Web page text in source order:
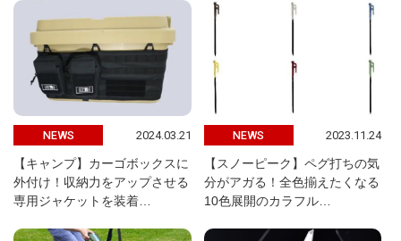
NEWS 2024.03.21
【キャンプ】カーゴボックスに
外付け！収納力をアップさせる
専用ジャケットを装着…
NEWS 2023.11.24
【スノーピーク】ペグ打ちの気
分がアガる！全色揃えたくなる
10色展開のカラフル…